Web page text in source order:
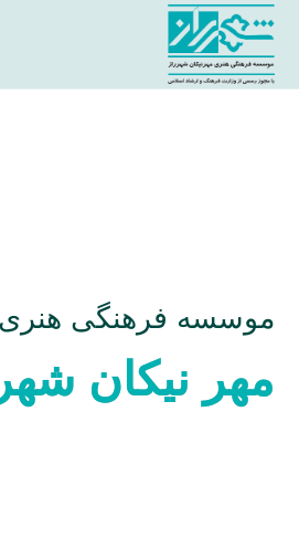
موسسه فرهنگی هنری
مهر نیکان